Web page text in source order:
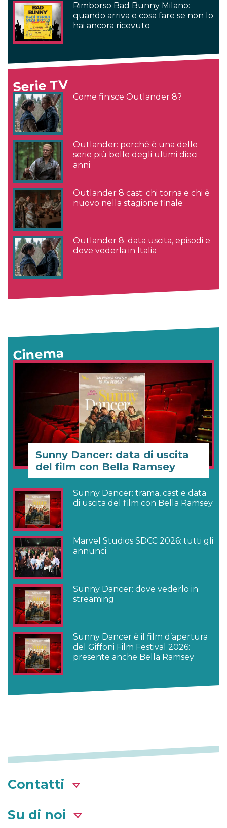
Rimborso Bad Bunny Milano:
quando arriva e cosa fare se non lo
hai ancora ricevuto
Serie TV
Come finisce Outlander 8?
Outlander: perché è una delle
serie più belle degli ultimi dieci
anni
Outlander 8 cast: chi torna e chi è
nuovo nella stagione finale
Outlander 8: data uscita, episodi e
dove vederla in Italia
Cinema
Sunny Dancer: data di uscita
del film con Bella Ramsey
Sunny Dancer: trama, cast e data
di uscita del film con Bella Ramsey
Marvel Studios SDCC 2026: tutti gli
annunci
Sunny Dancer: dove vederlo in
streaming
Sunny Dancer è il film d’apertura
del Giffoni Film Festival 2026:
presente anche Bella Ramsey
Contatti
Su di noi